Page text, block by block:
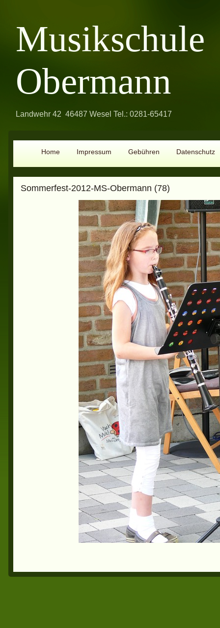
Musikschule
Obermann
Landwehr 42 46487 Wesel Tel.: 0281-65417
Home Impressum Gebühren Datenschutz
Sommerfest-2012-MS-Obermann (78)